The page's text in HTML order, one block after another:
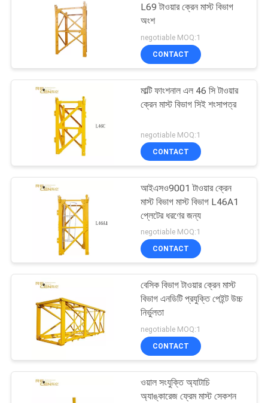
উদ্ধৃতির
জন্য
ম্যাপ
PRIVACY
POLICY
L69 টাওয়ার ক্রেন মাস্ট বিভাগ
অংশ
negotiable MOQ:1
CONTACT
মাল্টি ফাংশনাল এল 46 সি টাওয়ার
ক্রেন মাস্ট বিভাগ সিই শংসাপত্র
negotiable MOQ:1
CONTACT
আইএসও9001 টাওয়ার ক্রেন
মাস্ট বিভাগ মাস্ট বিভাগ L46A1
প্লেটের ধরণের জন্য
negotiable MOQ:1
CONTACT
বেসিক বিভাগ টাওয়ার ক্রেন মাস্ট
বিভাগ এনডিটি প্রযুক্তি পেইন্ট উচ্চ
নির্ভুলতা
negotiable MOQ:1
CONTACT
ওয়াল সংযুক্তি অ্যাটাচি
অ্যাঙ্কারেজ ফ্রেম মাস্ট সেকশন